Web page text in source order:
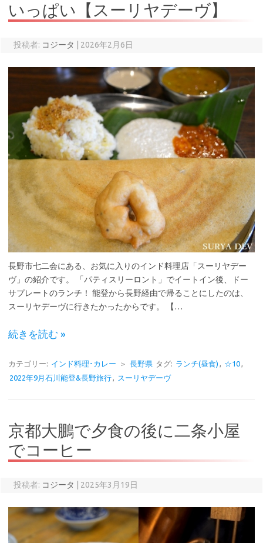
いっぱい【スーリヤデーヴ】
投稿者: コジータ 2026年2月6日
長野市七二会にある、お気に入りのインド料理店「スーリヤデー
ヴ」の紹介です。 「パティスリーロント」でイートイン後、ドー
サプレートのランチ！ 能登から長野経由で帰ることにしたのは、
スーリヤデーヴに行きたかったからです。 【…
続きを読む »
カテゴリー: インド料理･カレー ＞ 長野県 タグ: ランチ(昼食) , ☆10,
2022年9月石川能登&長野旅行, スーリヤデーヴ
京都大鵬で夕食の後に二条小屋
でコーヒー
投稿者: コジータ 2025年3月19日